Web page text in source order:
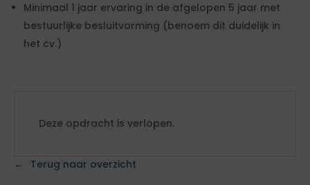
Minimaal 1 jaar ervaring in de afgelopen 5 jaar met
bestuurlijke besluitvorming (benoem dit duidelijk in
het cv.)
Deze opdracht is verlopen.
Terug naar overzicht